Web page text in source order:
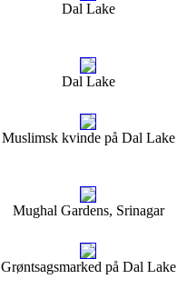
Dal Lake
Dal Lake
Muslimsk kvinde på Dal Lake
Mughal Gardens, Srinagar
Grøntsagsmarked på Dal Lake